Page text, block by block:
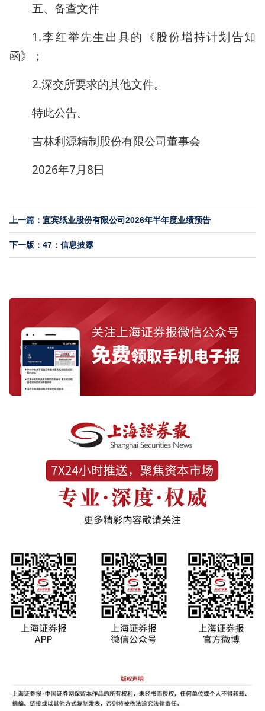
五、备查文件
1.李红举先生出具的《股份增持计划告知
函》；
2.深交所要求的其他文件。
特此公告。
吉林利源精制股份有限公司董事会
2026年7月8日
上一篇：宜宾纸业股份有限公司2026年半年度业绩预告
下一版：47：信息披露